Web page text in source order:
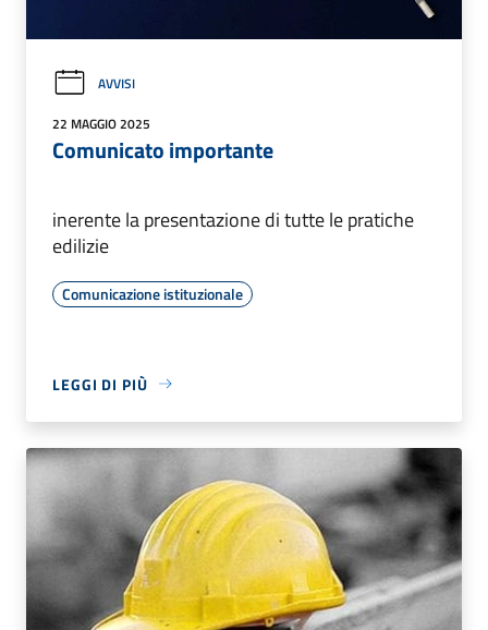
AVVISI
22 MAGGIO 2025
Comunicato importante
inerente la presentazione di tutte le pratiche
edilizie
Comunicazione istituzionale
LEGGI DI PIÙ